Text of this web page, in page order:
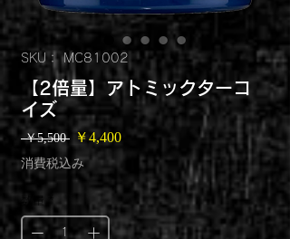
SKU： MC81002
【2倍量】アトミックターコ
イズ
￥5,500 通
価
格
￥4,400セ
ー
格
消費税込み
数量